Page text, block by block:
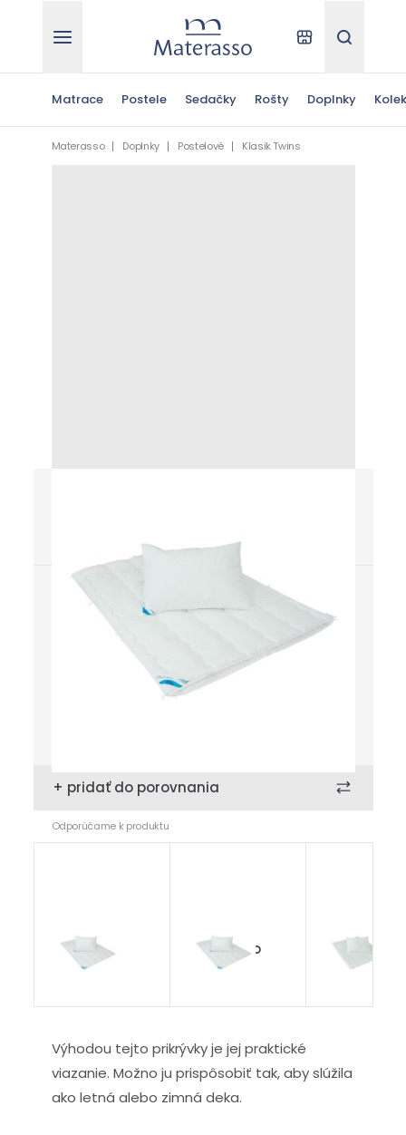
Materasso Kde kúpiťHľadať
Matrace Postele Sedačky Rošty Doplnky
Materasso Doplnky Postelové Klasik Twins
Prateľnosť poťahu
Áno, 60°C 2 roky
Kde kúpiť
+ pridať do porovnania
Odporúčame k produktu
Klasik Klasik duo Termo
Výhodou tejto prikrývky je jej praktické
viazanie. Možno ju prispôsobiť tak, aby slúžila
ako letná alebo zimná deka.